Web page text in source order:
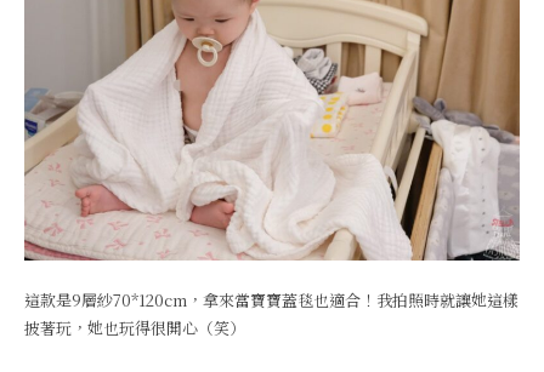
這款是9層紗70*120cm，拿來當寶寶蓋毯也適合！我拍照時就讓她這樣
披著玩，她也玩得很開心（笑）